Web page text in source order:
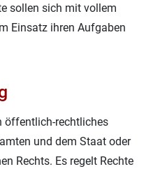
sollen sich mit vollem
Einsatz ihren Aufgaben
öffentlich-rechtliches
und dem Staat oder
Rechts. Es regelt Rechte